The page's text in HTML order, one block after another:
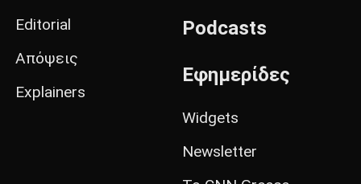
Editorial
Απόψεις
Explainers
Podcasts
Εφημερίδες
Widgets
Newsletter